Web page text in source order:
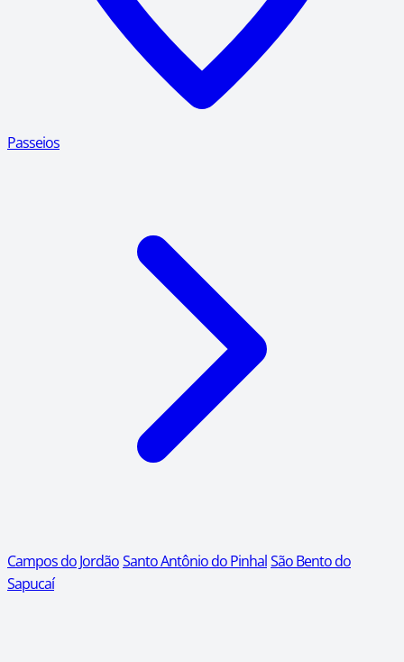
Passeios
Campos do JordãoSanto Antônio do PinhalSão Bento do
Sapucaí